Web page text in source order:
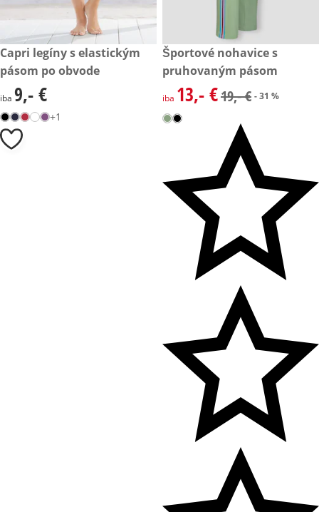
9,- €
Capri legíny s elastickým
pásom po obvode
9,- €
iba 9,- €
+1
zľavnená cena: 13,- €,
- 31 %
Športové nohavice s
pruhovaným pásom
zľavnená cena: 13,- €,
iba 13,- €19,- € - 31 %